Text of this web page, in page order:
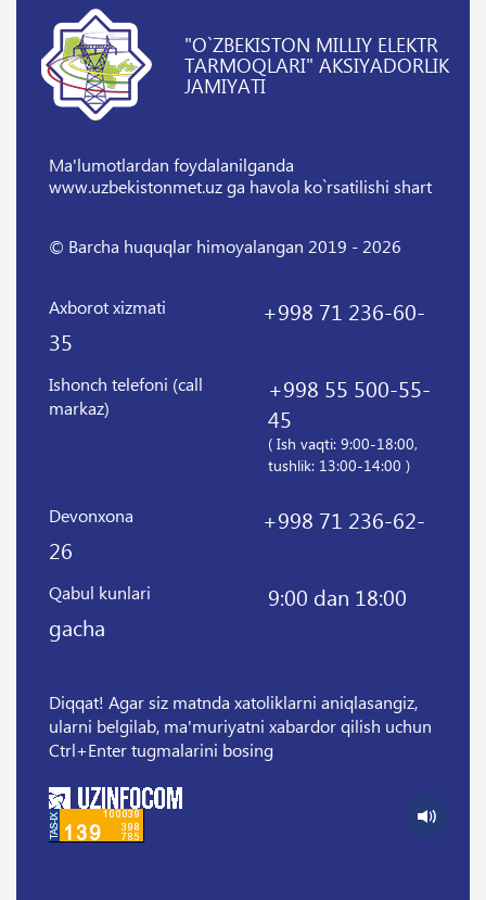
"O`ZBEKISTON MILLIY ELEKTR
TARMOQLARI" AKSIYADORLIK
JAMIYATI
Ma'lumotlardan foydalanilganda
www.uzbekistonmet.uz ga havola ko`rsatilishi shart
© Barcha huquqlar himoyalangan 2019 - 2026
Axborot xizmati
+998 71 236-60-
35
Ishonch telefoni (call
markaz)
+998 55 500-55-
45
( Ish vaqti: 9:00-18:00,
tushlik: 13:00-14:00 )
Devonxona
+998 71 236-62-
26
Qabul kunlari
9:00 dan 18:00
gacha
Diqqat! Agar siz matnda xatoliklarni aniqlasangiz,
ularni belgilab, ma'muriyatni xabardor qilish uchun
Ctrl+Enter tugmalarini bosing